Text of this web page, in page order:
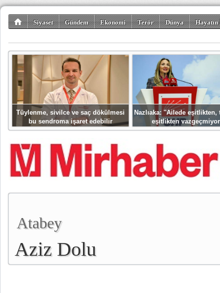
Siyaset Gündem Ekonomi Terör Dünya
Tüylenme, sivilce ve saç dökülmesi
bu sendroma işaret edebilir
Nazlıaka: ''Ailede eşitlikten,
eşitlikten
Atabey
Aziz Dolu